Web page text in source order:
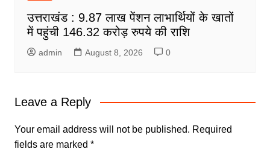
उत्तराखंड : 9.87 लाख पेंशन लाभार्थियों के खातों
में पहुंची 146.32 करोड़ रुपये की राशि
admin August 8, 2026 0
Leave a Reply
Your email address will not be published. Required
fields are marked *